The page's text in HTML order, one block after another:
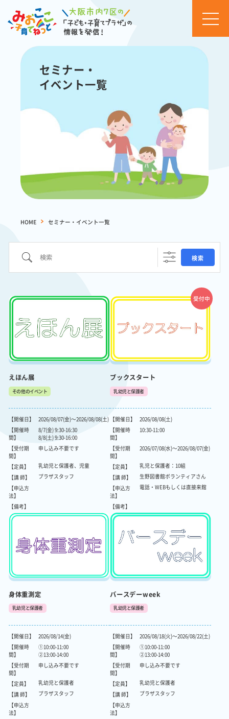
ック
ス
紹介
セミナー・
イベント一覧
HOME > セミナー・イベント一覧
検索
検索
えほん展
その他のイベント
【開催日】
2026/08/07(金)～2026/08/08(土)
【開催時
間】
8/7(金) 9:30-16:30
8/8(土) 9:30-16:00
【受付期
間】
申し込み不要です
【定員】
乳幼児と保護者、児童
【講 師】
プラザスタッフ
【申込方
法】
【備考】
受付中
ブックスタート
乳幼児と保護者
【開催日】
2026/08/08(土)
【開催時
間】
10:30-11:00
【受付期
間】
2026/07/08(水)～2026/08/07(金)
【定員】
乳児と保護者：10組
【講 師】
生野図書館ボランティアさん
【申込方
法】
電話・WEBもしくは直接来館
【備考】
身体重測定
乳幼児と保護者
【開催日】
2026/08/14(金)
【開催時
間】
①10:00-11:00
②13:00-14:00
【受付期
間】
申し込み不要です
【定員】
乳幼児と保護者
【講 師】
プラザスタッフ
【申込方
法】
バースデーweek
乳幼児と保護者
【開催日】
2026/08/18(火)～2026/08/22(土)
【開催時
間】
①10:00-11:00
②13:00-14:00
【受付期
間】
申し込み不要です
【定員】
乳幼児と保護者
【講 師】
プラザスタッフ
【申込方
法】